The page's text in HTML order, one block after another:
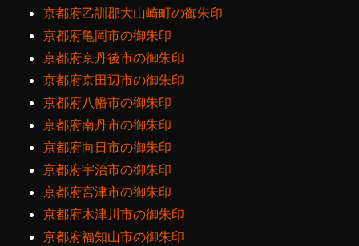
京都府乙訓郡大山崎町の御朱印
京都府亀岡市の御朱印
京都府京丹後市の御朱印
京都府京田辺市の御朱印
京都府八幡市の御朱印
京都府南丹市の御朱印
京都府向日市の御朱印
京都府宇治市の御朱印
京都府宮津市の御朱印
京都府木津川市の御朱印
京都府福知山市の御朱印